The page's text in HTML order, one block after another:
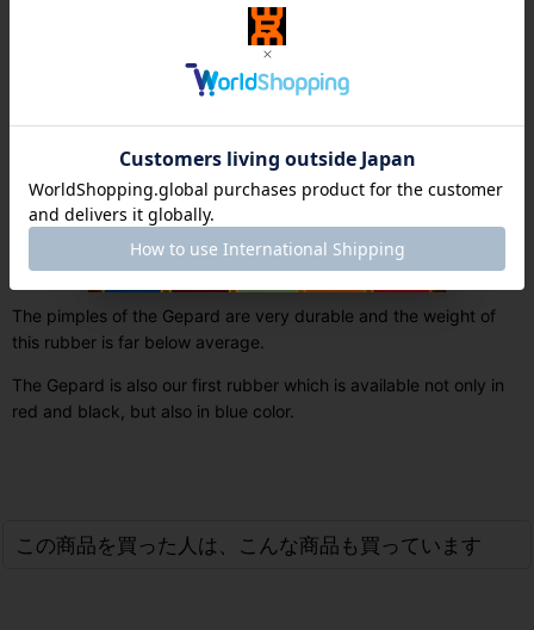
rubber compound includes polymers that normally are used for
So the deception does not come from the wobbling effect of the
pimples like usual. They will not wobble at all, even if you hit the
The deception is created by the fact that you can play the balls
with or without spin, sometimes even with a little backspin, which
makes it very difficult for the enemy to estimate the (always very
flat) ball trajectory.
The pimples of the Gepard are very durable and the weight of
this rubber is far below average.
The Gepard is also our first rubber which is available not only in
red and black, but also in blue color.
この商品を買った人は、こんな商品も買っています